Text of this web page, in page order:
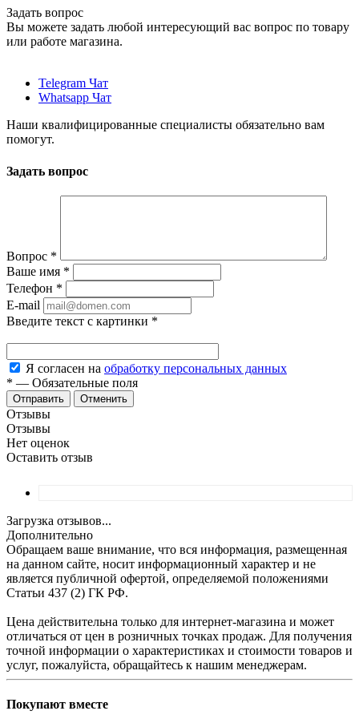
Задать вопрос
Вы можете задать любой интересующий вас вопрос по товару
или работе магазина.
Telegram Чат
Whatsapp Чат
Наши квалифицированные специалисты обязательно вам
помогут.
Задать вопрос
Вопрос *
Ваше имя *
Телефон *
E-mail
Введите текст с картинки *
Я согласен на обработку персональных данных
* — Обязательные поля
Отменить
Отзывы
Отзывы
Нет оценок
Оставить отзыв
Загрузка отзывов...
Дополнительно
Обращаем ваше внимание, что вся информация, размещенная
на данном сайте, носит информационный характер и не
является публичной офертой, определяемой положениями
Статьи 437 (2) ГК РФ.
Цена действительна только для интернет-магазина и может
отличаться от цен в розничных точках продаж. Для получения
точной информации о характеристиках и стоимости товаров и
услуг, пожалуйста, обращайтесь к нашим менеджерам.
Покупают вместе